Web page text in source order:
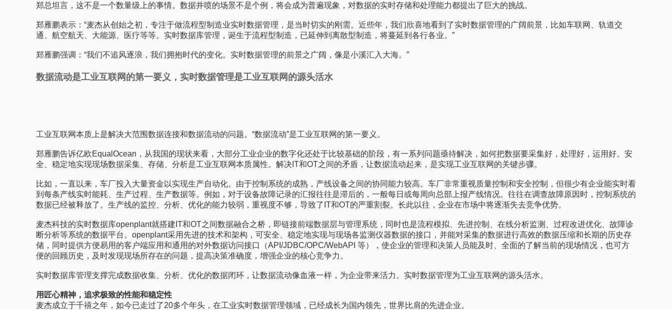
郑总坦言，这不是一个数量级上的事情。数据井喷的场景不是个例，将会成为普遍现象，对数据的实时存储和处理能力都提出了巨大的挑战。
郑雁鹏表示：“麦杰从创始之初，专注于做流程型制造业实时数据管理，是当时切实的刚需。近些年，我们欣喜地看到了实时数据管理的广阔前景，比如车联网、轨道交
通、航空航天、大能源、医疗等等。实时数据库管理，诞生于流程型制造，已延伸到离散型制造，将蔓延到各行各业。”
郑雁鹏强调：“我们不追风逐浪，我们拥抱时代的变化。实时数据管理的前景之广阔，像是小溪汇入大海。”
数据流动是工业互联网的第一要义，实时数据管理是工业互联网的源头活水
工业互联网本质上是解决大范围数据连接和数据流动的问题。“数据流动”是工业互联网的第一要义。
郑雁鹏告诉亿欧EqualOcean，从我国的现状来看，大部分工业企业的数字化还处于比较基础的阶段，有一系列问题亟待解决，如何把数据要采集好，处理好，运用好。安
全、稳定地实现现场数据采集、存储、分析是工业互联网本质属性。解决IT和OT之间的矛盾，让数据流动起来，是实现工业互联网的关键步骤。
比如，一直以来，车厂投入大量资金以实现生产自动化。由于控制系统的成熟，产线设备之间的协同能力较高。车厂非常重视质量控制和安全控制，但很少有企业能实时看
到每条产线实时能耗、生产过程、生产数据等。例如，对于设备故障记录的汇报往往是滞后的，一般每日或每周向总部上报产线情况。往往在调查故障原因时，控制系统的
数据已经被释放了。生产线的监控、分析、优化的能力较弱，重视度不够，导致了IT和OT的严重割裂。长此以往，企业在市场中将逐渐失去竞争优势。
麦杰科技的实时数据库openplant就搭建IT和OT之间数据融合之桥，即链接前端数据层与管理系统，同时也是流程模拟、先进控制、在线分析监测、过程改进优化、故障诊
断分析等系统的数据平台。openplant采用先进的技术和架构，可安全、稳定地实现与现场各监测仪器数据的接口，并能对采集的数据进行高效的数据压缩和长期的历史存
储，同时提供方便易用的客户端应用和通用的对外数据访问接口（API/JDBC/OPC/WebAPI 等），使企业的管理和决策人员能及时、全面的了解当前的现场情况，也可方
便的回顾历史，及时发现现场所存在的问题，提高决策准确度，增强企业的核心竞争力。
实时数据库管理支撑完成数据收集、分析、优化的数据闭环，让数据流动像血液一样，为企业带来活力。实时数据管理为工业互联网的源头活水。
用匠心精神，追求极致的性能和稳定性
麦杰成立于千禧之年，如今已走过了20多个年头，在工业实时数据管理领域，已经成长为国内领先，世界比肩的先进企业。